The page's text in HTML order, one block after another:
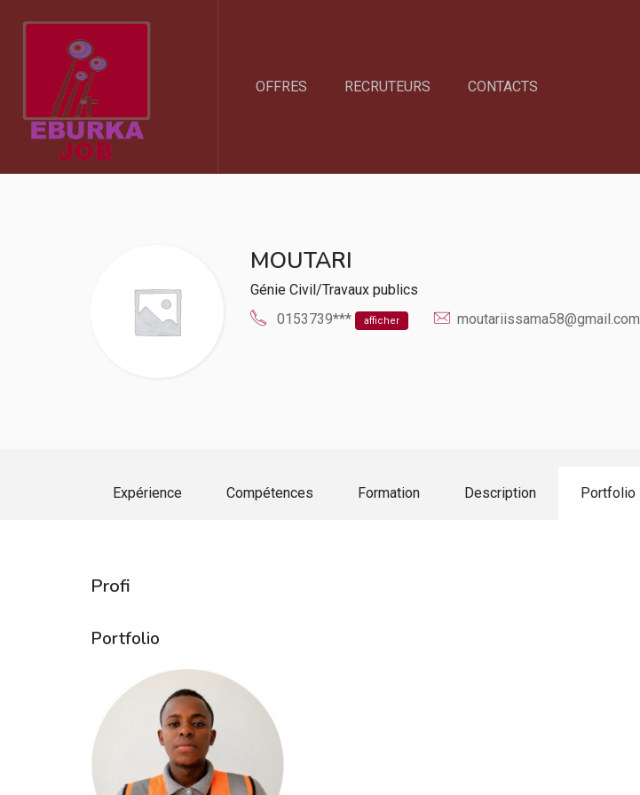
OFFRES RECRUTEURS CONTACTS
MOUTARI
Génie Civil/Travaux publics
0153739***
afficher moutariissama58@gmail.com
Expérience Compétences Formation Description Portfolio
Profi
Portfolio